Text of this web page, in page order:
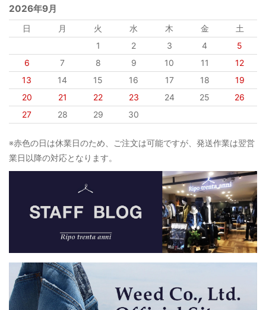
2026年9月
日 月 火 水 木 金
土
1
2 3 4
5
6
7 8 9 10 11
12
13
14 15 16 17 18
19
20
21 22 23 24 25
26
27
28 29 30
※赤色の日は休業日のため、ご注文は可能ですが、発送作業は翌営
業日以降の対応となります。